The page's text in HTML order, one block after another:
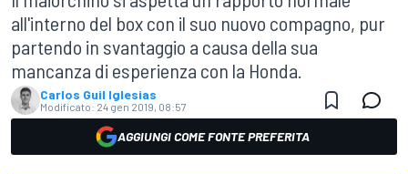
all'interno del box con il suo nuovo compagno, pur
partendo in svantaggio a causa della sua
mancanza di esperienza con la Honda.
Carlos Guil Iglesias
Modificato: 24 gen 2019, 08:57
AGGIUNGI COME FONTE PREFERITA